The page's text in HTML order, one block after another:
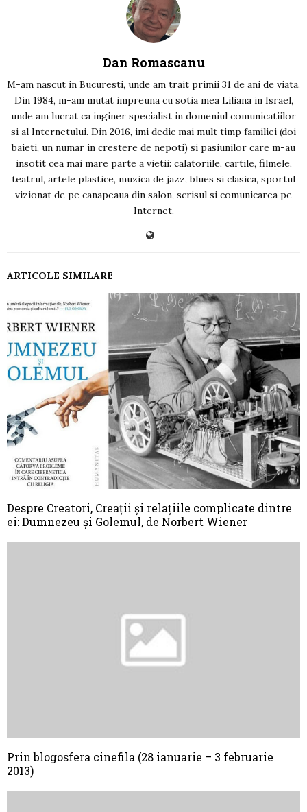
Dan Romascanu
M-am nascut in Bucuresti, unde am trait primii 31 de ani de viata.
Din 1984, m-am mutat impreuna cu sotia mea Liliana in Israel,
unde am lucrat ca inginer specialist in domeniul comunicatiilor
si al Internetului. Din 2016, imi dedic mai mult timp familiei (doi
baieti, un numar in crestere de nepoti) si pasiunilor care m-au
insotit cea mai mare parte a vietii: calatoriile, cartile, filmele,
teatrul, artele plastice, muzica de jazz, blues si clasica, sportul
vizionat de pe canapeaua din salon, scrisul si comunicarea pe
Internet.
ARTICOLE SIMILARE
Despre Creatori, Creații și relațiile complicate dintre
ei: Dumnezeu și Golemul, de Norbert Wiener
Prin blogosfera cinefila (28 ianuarie – 3 februarie
2013)